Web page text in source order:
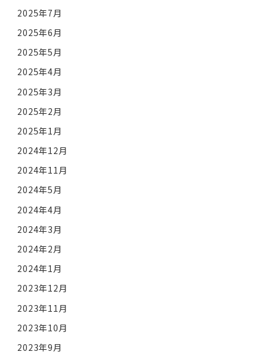
2025年7月
2025年6月
2025年5月
2025年4月
2025年3月
2025年2月
2025年1月
2024年12月
2024年11月
2024年5月
2024年4月
2024年3月
2024年2月
2024年1月
2023年12月
2023年11月
2023年10月
2023年9月